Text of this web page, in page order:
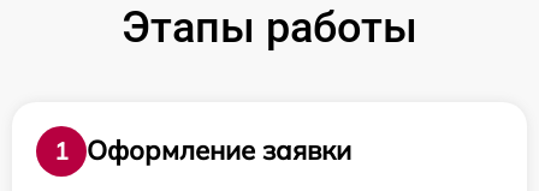
Этапы работы
1
Оформление заявки